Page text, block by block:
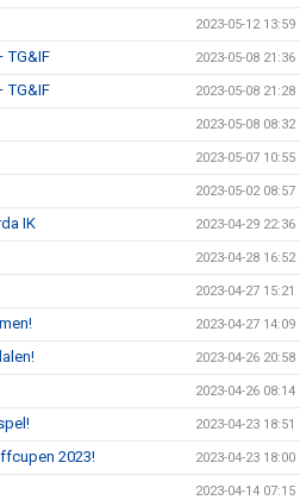
2023-05-12 13:59
TG&IF 2023-05-08 21:36
TG&IF 2023-05-08 21:28
2023-05-08 08:32
2023-05-07 10:55
2023-05-02 08:57
IK 2023-04-29 22:36
2023-04-28 16:52
2023-04-27 15:21
2023-04-27 14:09
2023-04-26 20:58
2023-04-26 08:14
2023-04-23 18:51
2023! 2023-04-23 18:00
2023-04-14 07:15